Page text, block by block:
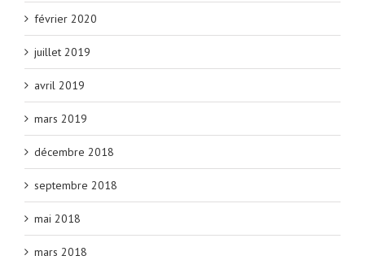
février 2020
juillet 2019
avril 2019
mars 2019
décembre 2018
septembre 2018
mai 2018
mars 2018